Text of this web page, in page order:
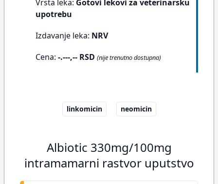
Vrsta leka: Gotovi lekovi za veterinarsku
upotrebu
Izdavanje leka: NRV
Cena: -.---,-- RSD (nije trenutno dostupna)
linkomicin neomicin
Albiotic 330mg/100mg
intramamarni rastvor uputstvo